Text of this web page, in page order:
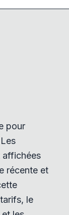
pour
affichées
récente et
le